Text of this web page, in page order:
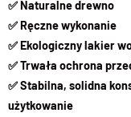
✅ Naturalne drewno
✅ Ręczne wykonanie
✅ Ekologiczny lakier
✅ Trwała ochrona
✅ Stabilna, solidna
użytkowanie